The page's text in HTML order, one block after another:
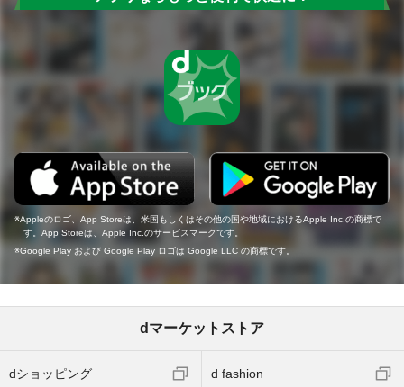
Appleのロゴ、App Storeは、米国もしくはその他の国や地域におけるApple Inc.の商標で
す。App Storeは、Apple Inc.のサービスマークです。
Google Play および Google Play ロゴは Google LLC の商標です。
dマーケットストア
dショッピング d fashion